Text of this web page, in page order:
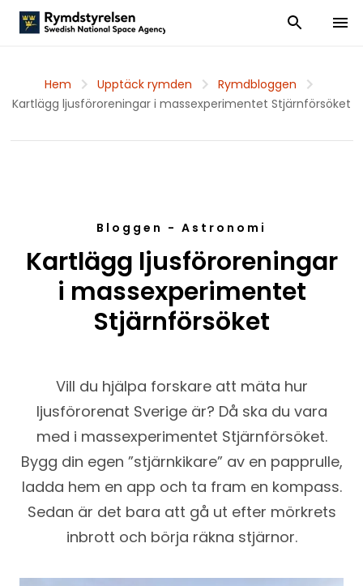
Visa och dölj
Visa
Hem Upptäck rymden
Rymdbloggen
Kartlägg ljusföroreningar i massexperimentet Stjärnförsöket
Bloggen - Astronomi
Kartlägg ljusföroreningar
i massexperimentet
Stjärnförsöket
Vill du hjälpa forskare att mäta hur
ljusförorenat Sverige är? Då ska du vara
med i massexperimentet Stjärnförsöket.
Bygg din egen ”stjärnkikare” av en papprulle,
ladda hem en app och ta fram en kompass.
Sedan är det bara att gå ut efter mörkrets
inbrott och börja räkna stjärnor.